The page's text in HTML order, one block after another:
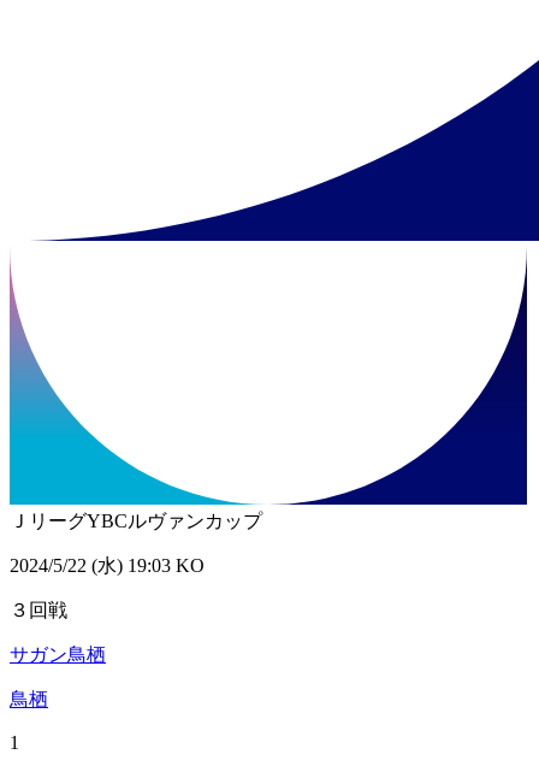
ＪリーグYBCルヴァンカップ
2024/5/22 (水) 19:03 KO
３回戦
サガン鳥栖
鳥栖
1